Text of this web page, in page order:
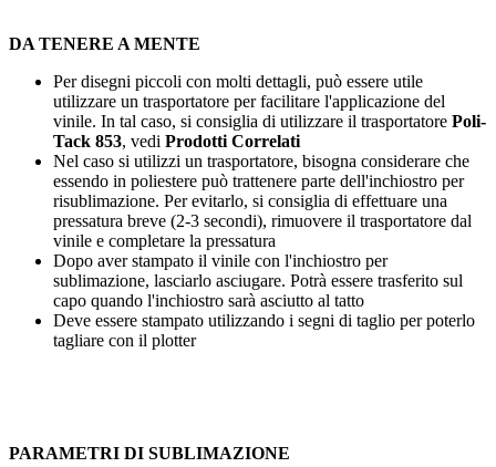
DA TENERE A MENTE
Per disegni piccoli con molti dettagli, può essere utile
utilizzare un trasportatore per facilitare l'applicazione del
vinile. In tal caso, si consiglia di utilizzare il trasportatore Poli-
Tack 853, vedi Prodotti Correlati
Nel caso si utilizzi un trasportatore, bisogna considerare che
essendo in poliestere può trattenere parte dell'inchiostro per
risublimazione. Per evitarlo, si consiglia di effettuare una
pressatura breve (2-3 secondi), rimuovere il trasportatore dal
vinile e completare la pressatura
Dopo aver stampato il vinile con l'inchiostro per
sublimazione, lasciarlo asciugare. Potrà essere trasferito sul
capo quando l'inchiostro sarà asciutto al tatto
Deve essere stampato utilizzando i segni di taglio per poterlo
tagliare con il plotter
PARAMETRI DI SUBLIMAZIONE